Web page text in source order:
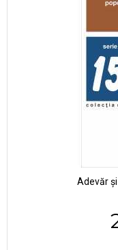
Adevăr